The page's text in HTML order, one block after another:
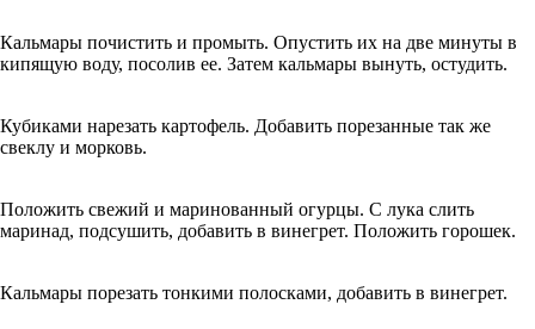
Кальмары почистить и промыть. Опустить их на две минуты в
кипящую воду, посолив ее. Затем кальмары вынуть, остудить.
Кубиками нарезать картофель. Добавить порезанные так же
свеклу и морковь.
Положить свежий и маринованный огурцы. С лука слить
маринад, подсушить, добавить в винегрет. Положить горошек.
Кальмары порезать тонкими полосками, добавить в винегрет.